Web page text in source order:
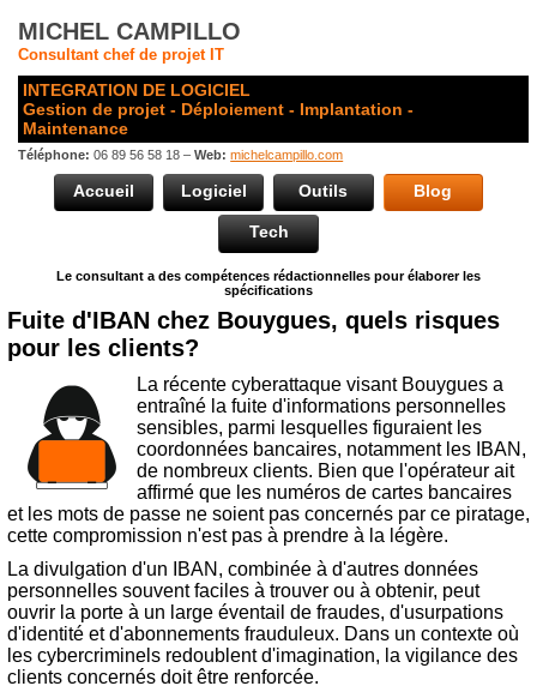
MICHEL CAMPILLO
Consultant chef de projet IT
INTEGRATION DE LOGICIEL
Gestion de projet - Déploiement - Implantation -
Maintenance
Téléphone: 06 89 56 58 18 –Web: michelcampillo.com
Accueil Logiciel Outils Blog
Tech
Le consultant a des compétences rédactionnelles pour élaborer les
spécifications
Fuite d'IBAN chez Bouygues, quels risques
pour les clients?
La récente cyberattaque visant Bouygues a
entraîné la fuite d'informations personnelles
sensibles, parmi lesquelles figuraient les
coordonnées bancaires, notamment les IBAN,
de nombreux clients. Bien que l'opérateur ait
affirmé que les numéros de cartes bancaires
et les mots de passe ne soient pas concernés par ce piratage,
cette compromission n'est pas à prendre à la légère.
La divulgation d'un IBAN, combinée à d'autres données
personnelles souvent faciles à trouver ou à obtenir, peut
ouvrir la porte à un large éventail de fraudes, d'usurpations
d'identité et d'abonnements frauduleux. Dans un contexte où
les cybercriminels redoublent d'imagination, la vigilance des
clients concernés doit être renforcée.